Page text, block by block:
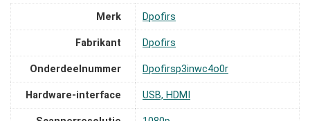
Merk ‎Dpofirs
Fabrikant ‎Dpofirs
Onderdeelnummer ‎Dpofirsp3inwc4o0r
Hardware-interface ‎USB, HDMI